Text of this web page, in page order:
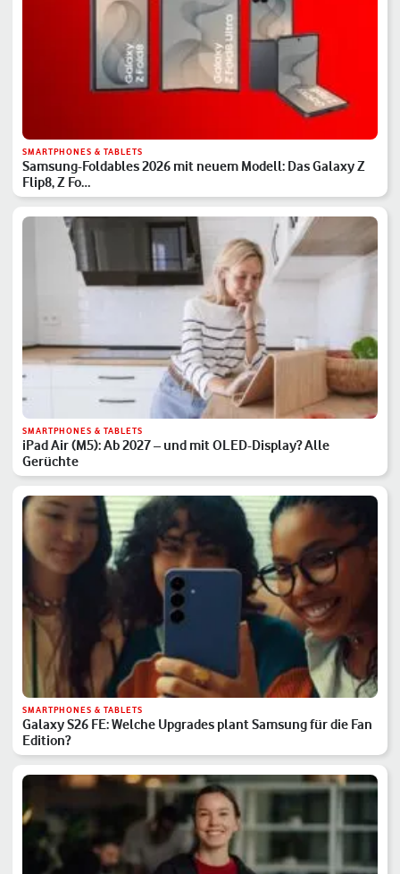
SMARTPHONES & TABLETS
Samsung-Foldables 2026 mit neuem Modell: Das Galaxy Z
Flip8, Z Fo…
SMARTPHONES & TABLETS
iPad Air (M5): Ab 2027 – und mit OLED-Display? Alle
Gerüchte
SMARTPHONES & TABLETS
Galaxy S26 FE: Welche Upgrades plant Samsung für die Fan
Edition?